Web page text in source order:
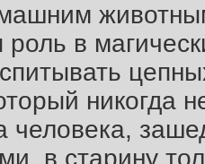
в
никогда
человека,